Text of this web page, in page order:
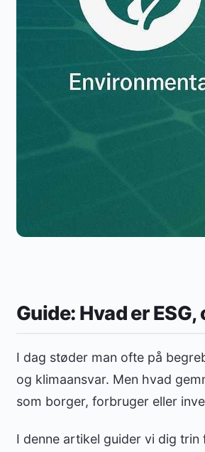
Guide: Hvad er
I dag støder man ofte på
og klimaansvar. Men hvad
som borger, forbruger eller
I denne artikel guider vi dig